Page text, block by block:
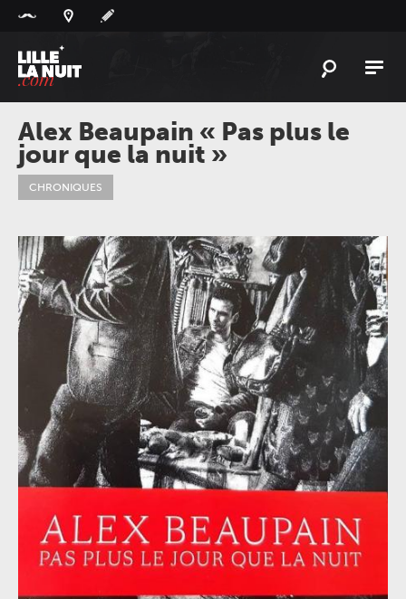
L' ACTU
L'AGENDA
LESLIEUX
ÀGAGNER
PLAYLIST
LILLELANUIT
Alex Beaupain « Pas plus le
jour que la nuit »
CHRONIQUES
Panneau de gestion des cookies